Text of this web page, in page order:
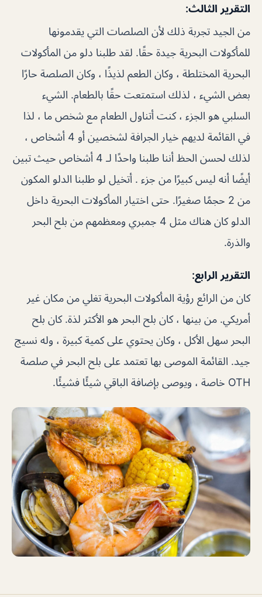
التقرير الثالث:
من الجيد تجربة ذلك لأن الصلصات التي يقدمونها
للمأكولات البحرية جيدة حقًا. لقد طلبنا دلو من المأكولات
البحرية المختلطة ، وكان الطعم لذيذًا ، وكان الصلصة حارًا
بعض الشيء ، لذلك استمتعت حقًا بالطعام. الشيء
السلبي هو الجزء ، كنت أتناول الطعام مع شخص ما ، لذا
في القائمة لديهم خيار الجرافة لشخصين أو 4 أشخاص ،
لذلك لحسن الحظ أننا طلبنا واحدًا لـ 4 أشخاص حيث تبين
أيضًا أنه ليس كبيرًا من جزء . أتخيل لو طلبنا الدلو المكون
من 2 حجمًا صغيرًا. حتى اختيار المأكولات البحرية داخل
الدلو كان هناك مثل 4 جمبري ومعظمهم من بلح البحر
والذرة.
التقرير الرابع:
كان من الرائع رؤية المأكولات البحرية تغلي من مكان غير
أمريكي. من بينها ، كان بلح البحر هو الأكثر لذة. كان بلح
البحر سهل الأكل ، وكان يحتوي على كمية كبيرة ، وله نسيج
جيد. القائمة الموصى بها تعتمد على بلح البحر في صلصة
OTH خاصة ، ويوصى بإضافة الباقي شيئًا فشيئًا.